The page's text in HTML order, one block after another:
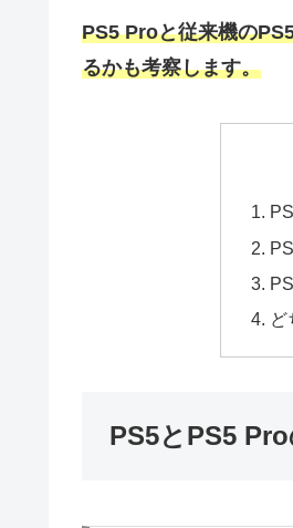
PS5 Proと従来機の
るかも考察します。
ど
PS5とPS5